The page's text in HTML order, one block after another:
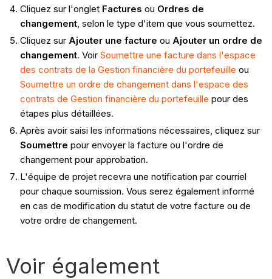
Cliquez sur l'onglet Factures ou Ordres de
changement, selon le type d'item que vous soumettez.
Cliquez sur Ajouter une facture ou Ajouter un ordre de
changement. Voir Soumettre une facture dans l'espace
des contrats de la Gestion financière du portefeuille ou
Soumettre un ordre de changement dans l'espace des
contrats de Gestion financière du portefeuille pour des
étapes plus détaillées.
Après avoir saisi les informations nécessaires, cliquez sur
Soumettre pour envoyer la facture ou l'ordre de
changement pour approbation.
L'équipe de projet recevra une notification par courriel
pour chaque soumission. Vous serez également informé
en cas de modification du statut de votre facture ou de
votre ordre de changement.
Voir également